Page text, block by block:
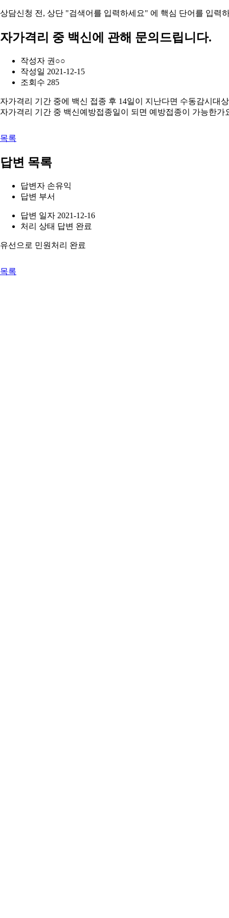
상담신청 전, 상단 "검색어를 입력하세요" 에 핵심 단어를 입력
자가격리 중 백신에 관해 문의드립니다.
작성자 권○○
작성일 2021-12-15
조회수 285
자가격리 기간 중에 백신 접종 후 14일이 지난다면 수동감시대
자가격리 기간 중 백신예방접종일이 되면 예방접종이 가능한가
목록
답변 목록
답변자 손유익
답변 부서
답변 일자 2021-12-16
처리 상태 답변 완료
유선으로 민원처리 완료
목록